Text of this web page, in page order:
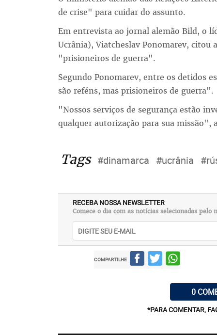
de crise" para cuidar do assunto.
Em entrevista ao jornal alemão Bild, o
Ucrânia), Viatcheslav Ponomarev, citou
"prisioneiros de guerra".
Segundo Ponomarev, entre os detidos
são reféns, mas prisioneiros de guerra".
"Nossos serviços de segurança estão
qualquer autorização para sua missão",
Tags #dinamarca #ucrânia
RECEBA NOSSA NEWSLETTER
Comece o dia com as notícias selecionadas pelo
COMPARTILHE
0
*PARA COMENTAR,